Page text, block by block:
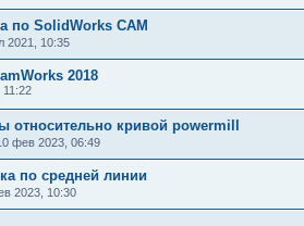
по SolidWorks CAM
2021, 10:35
2018
относительно кривой powermill
фев 2023, 06:49
по средней линии
2023, 10:30